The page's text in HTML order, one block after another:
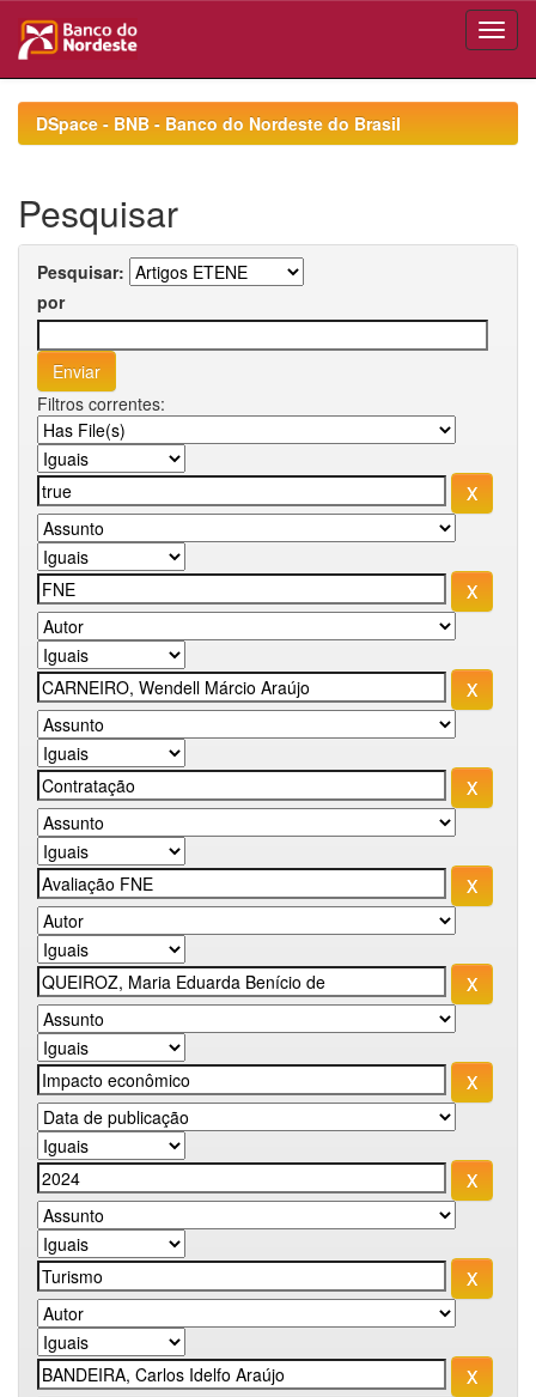
navigationDSpace - BNB - Banco do Nordeste do Brasil
Pesquisar
Pesquisar:
por
Filtros correntes: